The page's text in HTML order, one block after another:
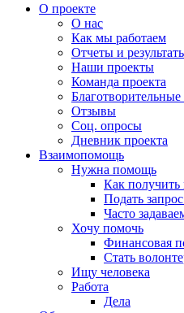
О проекте
О нас
Как мы работаем
Отчеты и
Наши проекты
Команда проекта
Отзывы
Соц. опросы
Дневник проекта
Взаимопомощь
Нужна помощь
Как
Подать
Часто
Хочу помочь
Финансовая
Стать
Ищу человека
Работа
Дела